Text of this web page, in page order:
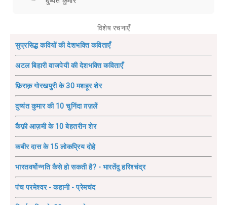
विशेष रचनाएँ
सुप्रसिद्ध कवियों की देशभक्ति कविताएँ
अटल बिहारी वाजपेयी की देशभक्ति कविताएँ
फ़िराक़ गोरखपुरी के 30 मशहूर शेर
दुष्यंत कुमार की 10 चुनिंदा ग़ज़लें
कैफ़ी आज़मी के 10 बेहतरीन शेर
कबीर दास के 15 लोकप्रिय दोहे
भारतवर्षोन्नति कैसे हो सकती है? - भारतेंदु हरिश्चंद्र
पंच परमेश्वर - कहानी - प्रेमचंद